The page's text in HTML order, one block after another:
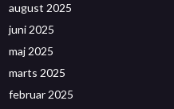
august 2025
juni 2025
maj 2025
marts 2025
februar 2025